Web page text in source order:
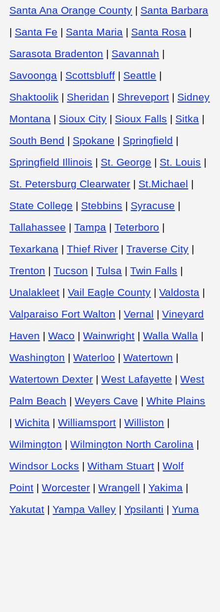
Santa Ana Orange County | Santa Barbara
| Santa Fe | Santa Maria | Santa Rosa |
Sarasota Bradenton | Savannah |
Savoonga | Scottsbluff | Seattle |
Shaktoolik | Sheridan | Shreveport | Sidney
Montana | Sioux City | Sioux Falls | Sitka |
South Bend | Spokane | Springfield |
Springfield Illinois | St. George | St. Louis |
St. Petersburg Clearwater | St.Michael |
State College | Stebbins | Syracuse |
Tallahassee |Tampa |Teterboro |
Texarkana |Thief River |Traverse City |
Trenton |Tucson |Tulsa |Twin Falls |
Unalakleet |Vail Eagle County |Valdosta |
Valparaiso Fort Walton |Vernal |Vineyard
Haven |Waco |Wainwright |Walla Walla |
Washington |Waterloo |Watertown |
Watertown Dexter |West Lafayette |West
Palm Beach |Weyers Cave |White Plains
|Wichita |Williamsport |Williston |
Wilmington |Wilmington North Carolina |
Windsor Locks |Witham Stuart |Wolf
Point |Worcester |Wrangell |Yakima |
Yakutat |Yampa Valley |Ypsilanti |Yuma